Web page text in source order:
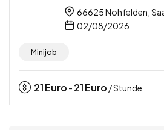
66625 Nohfelden,
02/08/2026
Minijob
21Euro - 21Euro / Stunde